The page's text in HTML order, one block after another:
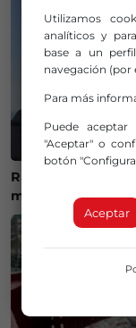
Ráfagas al cielo
motera que dejó
Utilizamos
analíticos y
base a un
navegación (por
Para más
Puede
"Aceptar" o
botón
Aceptar